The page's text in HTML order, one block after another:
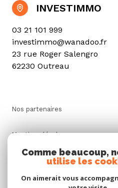
INVESTIMMO
03 21 101 999
investimmo@wanadoo.fr
23 rue Roger Salengro
62230 Outreau
Nos partenaires
Mentions légales
Comme beaucoup,
utilise les
On aimerait vous